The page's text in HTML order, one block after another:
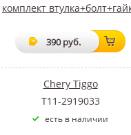
комплект
390 руб.
Chery Tiggo
T11-2919033
есть в наличии